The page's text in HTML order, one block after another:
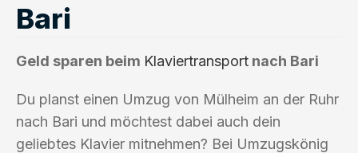
Bari
Geld sparen beim Klaviertransport nach Bari
Du planst einen Umzug von Mülheim an der Ruhr
nach Bari und möchtest dabei auch dein
geliebtes Klavier mitnehmen? Bei Umzugskönig